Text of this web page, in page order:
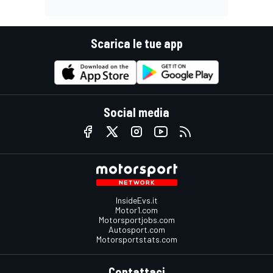
Scarica le tue app
Social media
InsideEvs.it
Motor1.com
Motorsportjobs.com
Autosport.com
Motorsportstats.com